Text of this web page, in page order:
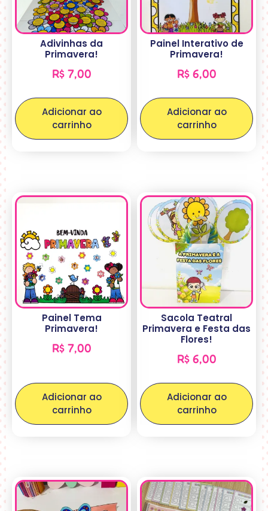
Adivinhas da
Primavera!
R$7,00
Adicionar ao
carrinho
Painel Interativo de
Primavera!
R$6,00
Adicionar ao
carrinho
Painel Tema
Primavera!
R$7,00
Adicionar ao
carrinho
Sacola Teatral
Primavera e Festa das
Flores!
R$6,00
Adicionar ao
carrinho